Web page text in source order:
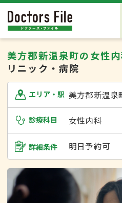
美方郡新温泉町の女性
リニック・病院
エリア・駅 美方郡新温泉
診療科目 女性内科
詳細条件 明日予約可